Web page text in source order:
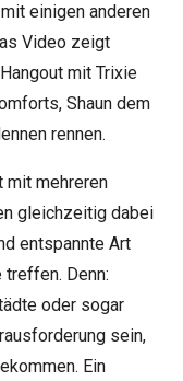
einigen anderen
Video zeigt
mit Trixie
Shaun dem
rennen.
mit mehreren
gleichzeitig dabei
entspannte Art
Denn:
oder sogar
sein,
Ein